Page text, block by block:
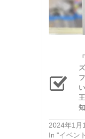
2024年1月
In "イベン